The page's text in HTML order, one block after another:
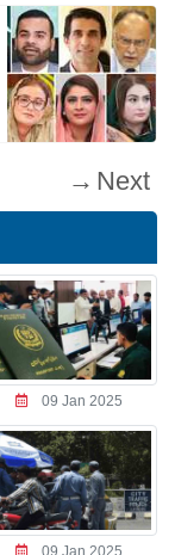
Next →
09 Jan 2025
09 Jan 2025